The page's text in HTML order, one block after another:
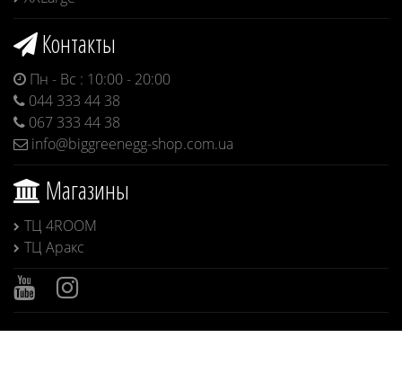
Контакты
Пн - Вс : 10:00 - 20:00
044 333 44 38
067 333 44 38
info@biggreenegg-shop.com.ua
Магазины
ТЦ 4ROOM
ТЦ Аракс